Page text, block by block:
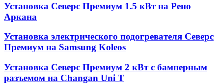
Установка Северс Премиум 1.5 кВт на Рено
Аркана
Установка электрического подогревателя Северс
Премиум на Samsung Koleos
Установка Северс Премиум 2 кВт с бамперным
разъемом на Changan Uni T